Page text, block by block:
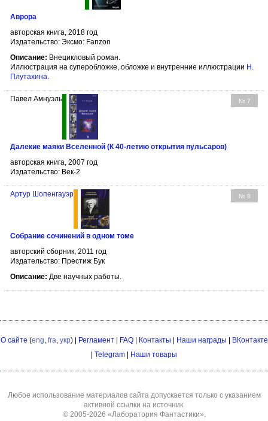
Аврора
авторская книга, 2018 год
Издательство: Эксмо: Fanzon
Описание: Внецикловый роман.
Иллюстрация на суперобложке, обложке и внутренние иллюстрации Н.
Плутахина.
№ 7
Павел Амнуэль
Далекие маяки Вселенной (К 40-летию открытия пульсаров)
авторская книга, 2007 год
Издательство: Век-2
№ 8
Артур Шопенгауэр
Собрание сочинений в одном томе
авторский сборник, 2011 год
Издательство: Престиж Бук
Описание: Две научных работы.
О сайте (eng, fra, укр) | Регламент| FAQ| Контакты Наши награды
ВКонтакте
Telegram Наши товары
Любое использование материалов сайта допускается только с указанием
активной ссылки на источник.
© 2005-2026 «Лаборатория Фантастики».